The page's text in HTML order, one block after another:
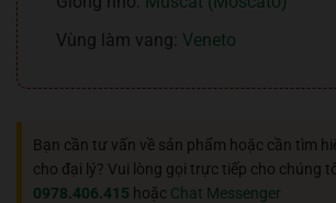
Vùng làm vang: Veneto
Bạn cần tư vấn về sản phẩm hoặc cần tìm
cho đại lý? Vui lòng gọi trực tiếp cho chúng
0978.406.415 hoặc Chat Messenger